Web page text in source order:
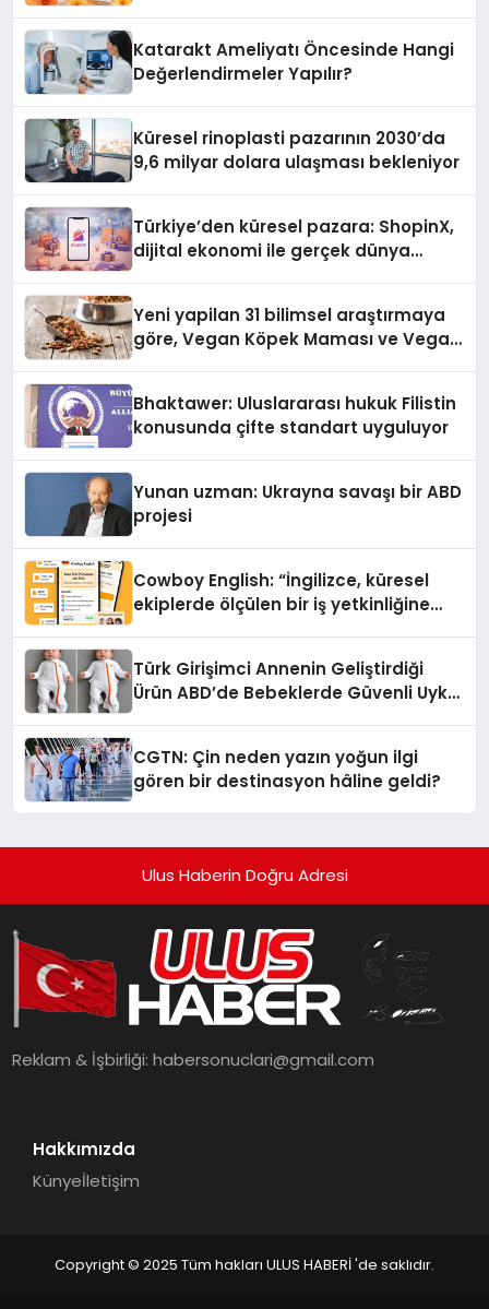
Katarakt Ameliyatı Öncesinde Hangi
Değerlendirmeler Yapılır?
Küresel rinoplasti pazarının 2030’da
9,6 milyar dolara ulaşması bekleniyor
Türkiye’den küresel pazara: ShopinX,
dijital ekonomi ile gerçek dünya
Yeni yapilan 31 bilimsel araştırmaya
göre, Vegan Köpek Maması ve Vegan
Bhaktawer: Uluslararası hukuk Filistin
konusunda çifte standart uyguluyor
Yunan uzman: Ukrayna savaşı bir ABD
projesi
Cowboy English: “İngilizce, küresel
ekiplerde ölçülen bir iş yetkinliğine
Türk Girişimci Annenin Geliştirdiği
Ürün ABD’de Bebeklerde Güvenli Uyku
CGTN: Çin neden yazın yoğun ilgi
gören bir destinasyon hâline geldi?
Ulus Haberin Doğru Adresi
Reklam & İşbirliği:habersonuclari@gmail.com
Hakkımızda
Künyeİletişim
Copyright © 2025 Tüm hakları ULUS HABERİ 'de saklıdır.